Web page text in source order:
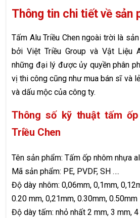
Thông tin chi tiết về sản
Tấm Alu Triều Chen ngoài trời là
bởi Việt Triều Group và Vật Liệu
những đại lý được ủy quyền phân
vị thi công cũng như mua bán sĩ và
và dấu mộc của công ty.
Thông số kỹ thuật tấm
Triều Chen
Tên sản phẩm: Tấm ốp nhôm nhựa
Mã sản phẩm: PE, PVDF, SH ….
Độ dày nhôm: 0,06mm, 0,1mm,
0.20 mm, 0,21mm, 0.30mm, 0.50mm
Độ dày tấm: nhỏ nhất 2 mm, 3 mm,